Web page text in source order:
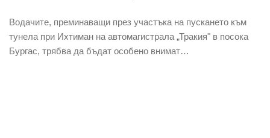
Водачите, преминаващи през участъка на пускането към
тунела при Ихтиман на автомагистрала „Тракия" в посока
Бургас, трябва да бъдат особено внимат…